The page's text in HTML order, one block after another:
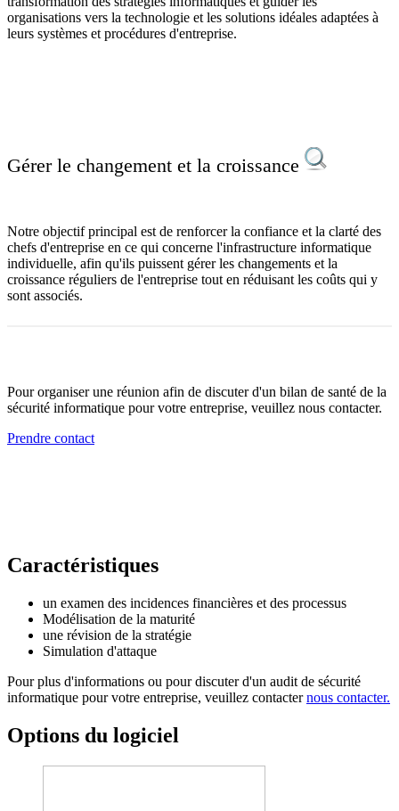
organisations vers la technologie et les solutions idéales adaptées à
leurs systèmes et procédures d'entreprise.
Gérer le changement et la croissance
Notre objectif principal est de renforcer la confiance et la clarté des
chefs d'entreprise en ce qui concerne l'infrastructure informatique
individuelle, afin qu'ils puissent gérer les changements et la
croissance réguliers de l'entreprise tout en réduisant les coûts qui y
sont associés.
Pour organiser une réunion afin de discuter d'un bilan de santé de la
sécurité informatique pour votre entreprise, veuillez nous contacter.
Prendre contact
Caractéristiques
un examen des incidences financières et des processus
Modélisation de la maturité
une révision de la stratégie
Simulation d'attaque
Pour plus d'informations ou pour discuter d'un audit de sécurité
informatique pour votre entreprise, veuillez contacternous contacter.
Options du logiciel